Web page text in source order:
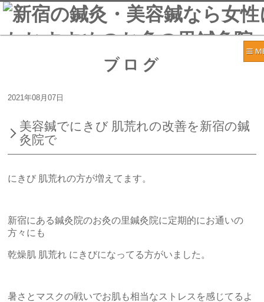
ブログ
2021年08月07日
美容鍼でにきび 肌荒れの改善を新宿の鍼
灸院で
にきび 肌荒れの方が増えてます。
新宿にある鍼灸院のお灸の里鍼灸院に定期的にお通いの
方々にも
乾燥肌 肌荒れ にきびになってる方がいました。
暑さとマスクの戦いでお肌も相当なストレスを感じてるよ